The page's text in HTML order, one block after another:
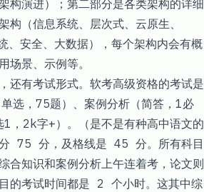
构演进）；第二部分是各类架构的详细
构（信息系统、层次式、云原生、
、安全、大数据），每个架构内会有概
场景、示例等。
还有考试形式。软考高级资格的考试是
选，75题）、案例分析（简答，1必
，2k字+）。（是不是有种高中语文的
75 分，及格线是 45 分。所有科目
合知识和案例分析上午连着考，论文则
的考试时间都是 2 个小时。这其中综